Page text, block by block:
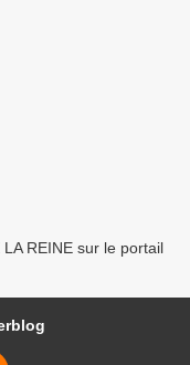
REINE sur le portail